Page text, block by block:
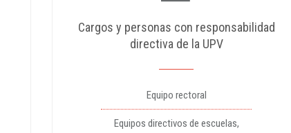
Cargos y personas con responsabilidad
directiva de la UPV
Equipo rectoral
Equipos directivos de escuelas,